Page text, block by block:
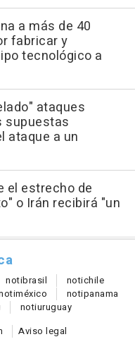
a más de 40
fabricar y
tecnológico a
ataques
supuestas
ataque a un
el estrecho de
o Irán recibirá "un
notibrasil notichile
méxico notipanama
notiuruguay
Aviso legal